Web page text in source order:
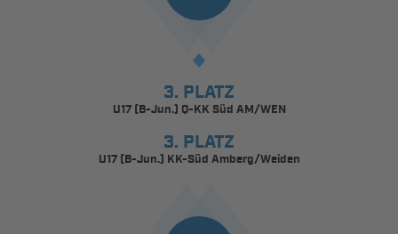
3. PLATZ
U17 (B-Jun.) Q-KK Süd AM/WEN
3. PLATZ
U17 (B-Jun.) KK-Süd Amberg/Weiden